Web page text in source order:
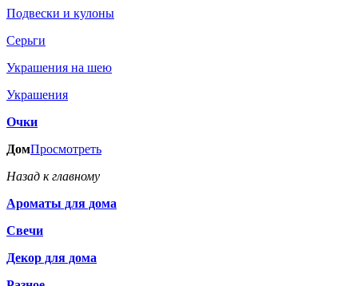
Подвески и кулоны
Серьги
Украшения на шею
Украшения
Очки
ДомПросмотреть
Назад к главному
Ароматы для дома
Свечи
Декор для дома